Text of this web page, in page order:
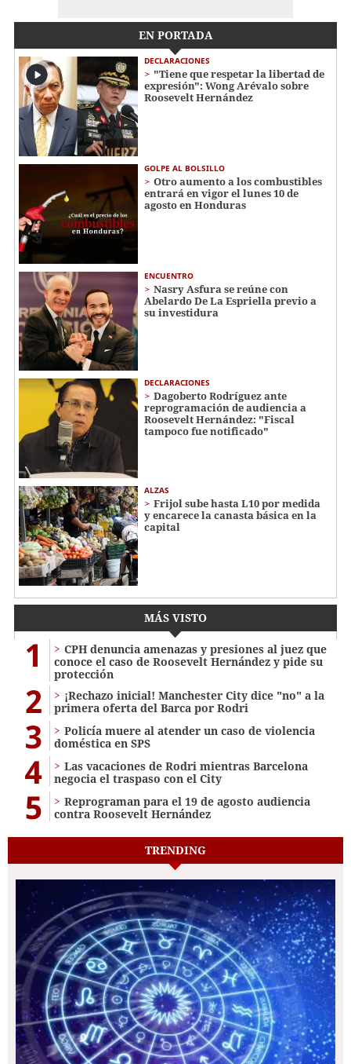
EN PORTADA
DECLARACIONES
"Tiene que respetar la libertad de
expresión": Wong Arévalo sobre
Roosevelt Hernández
GOLPE AL BOLSILLO
Otro aumento a los combustibles
entrará en vigor el lunes 10 de
agosto en Honduras
ENCUENTRO
Nasry Asfura se reúne con
Abelardo De La Espriella previo a
su investidura
DECLARACIONES
Dagoberto Rodríguez ante
reprogramación de audiencia a
Roosevelt Hernández: "Fiscal
tampoco fue notificado"
ALZAS
Frijol sube hasta L10 por medida
y encarece la canasta básica en la
capital
MÁS VISTO
1
CPH denuncia amenazas y presiones al juez que
conoce el caso de Roosevelt Hernández y pide su
protección
2
¡Rechazo inicial! Manchester City dice "no" a la
primera oferta del Barca por Rodri
3
Policía muere al atender un caso de violencia
doméstica en SPS
4
Las vacaciones de Rodri mientras Barcelona
negocia el traspaso con el City
5
Reprograman para el 19 de agosto audiencia
contra Roosevelt Hernández
TRENDING